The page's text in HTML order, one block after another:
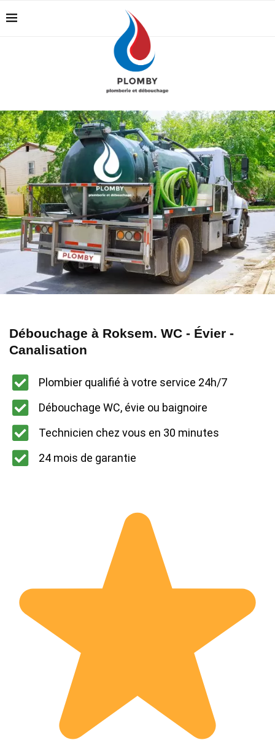
Débouchage à Roksem. WC - Évier -
Canalisation
Plombier qualifié à votre service 24h/7
Débouchage WC, évie ou baignoire
Technicien chez vous en 30 minutes
24 mois de garantie